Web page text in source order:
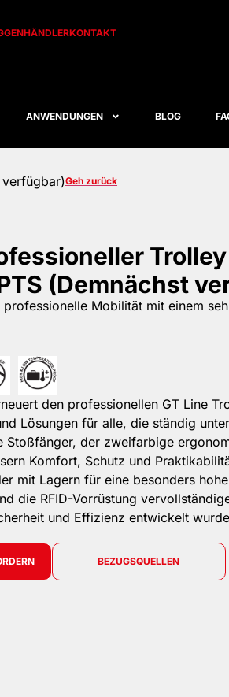
HÄNDLERKONTAKT
ANWENDUNGEN BLOG
Geh zurück
(Demnächst
Mobilität mit einem
den professionellen GT Line
Lösungen für alle, die ständig
Stoßfänger, der zweifarbige
Komfort, Schutz und
mit Lagern für eine besonders
die RFID-Vorrüstung
und Effizienz entwickelt
BEZUGSQUELLEN